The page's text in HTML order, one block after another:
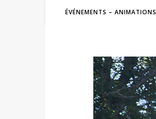
ÉVÉNEMENTS – ANIMATIONS